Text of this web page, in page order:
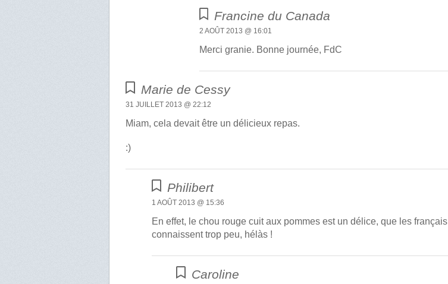
Francine du Canada
2 AOÛT 2013 @ 16:01
Merci granie. Bonne journée, FdC
Marie de Cessy
31 JUILLET 2013 @ 22:12
Miam, cela devait être un délicieux repas.
:)
Philibert
1 AOÛT 2013 @ 15:36
En effet, le chou rouge cuit aux pommes est un délice, que les français
connaissent trop peu, hélàs !
Caroline